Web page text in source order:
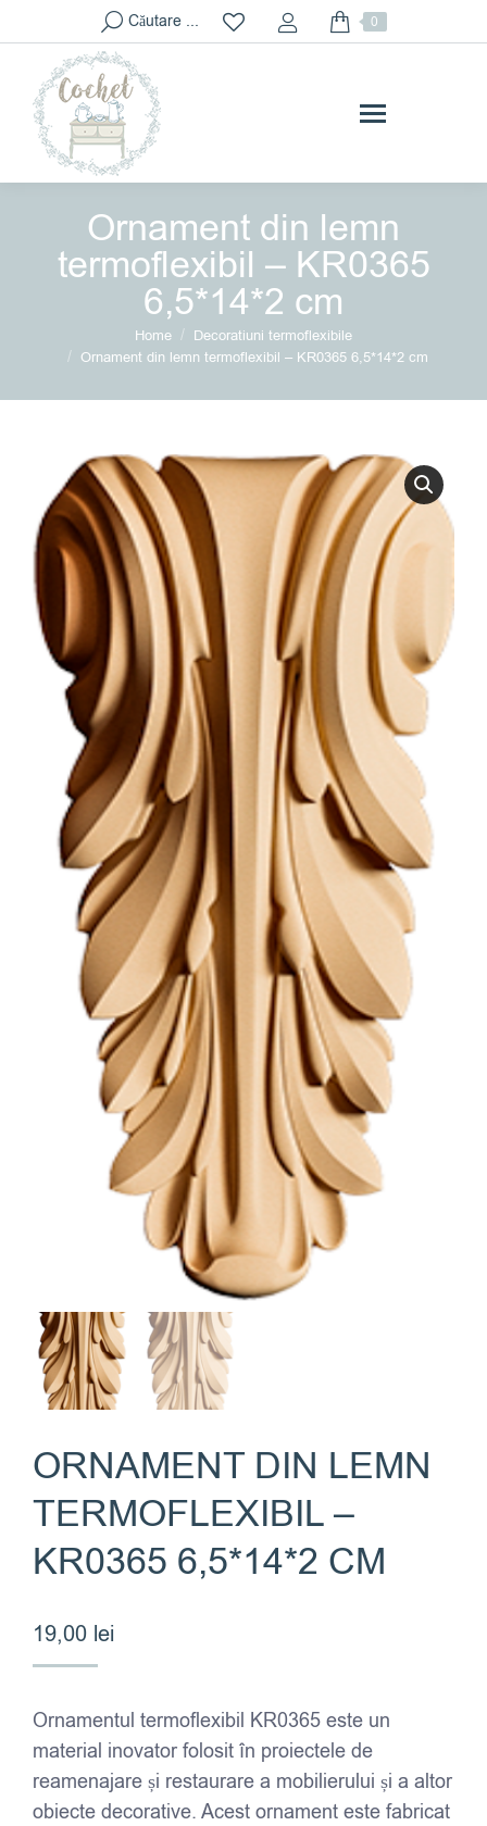
Search:Căutare ... 0
Ornament din lemn
termoflexibil – KR0365
6,5*14*2 cm
You are here:Home
Decoratiuni termoflexibile
Ornament din lemn termoflexibil – KR0365 6,5*14*2 cm
ORNAMENT DIN LEMN
TERMOFLEXIBIL –
KR0365 6,5*14*2 CM
19,00 lei
Ornamentul termoflexibil KR0365 este un
material inovator folosit în proiectele de
reamenajare și restaurare a mobilierului și a altor
obiecte decorative. Acest ornament este fabricat